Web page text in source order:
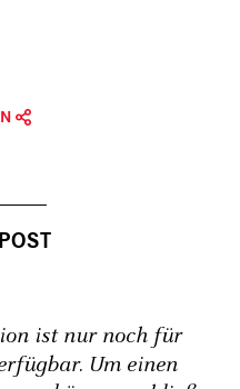
ist nur noch für
Um einen